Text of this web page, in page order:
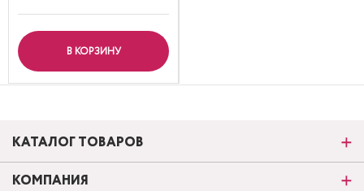
В КОРЗИНУ
КАТАЛОГ ТОВАРОВ
КОМПАНИЯ